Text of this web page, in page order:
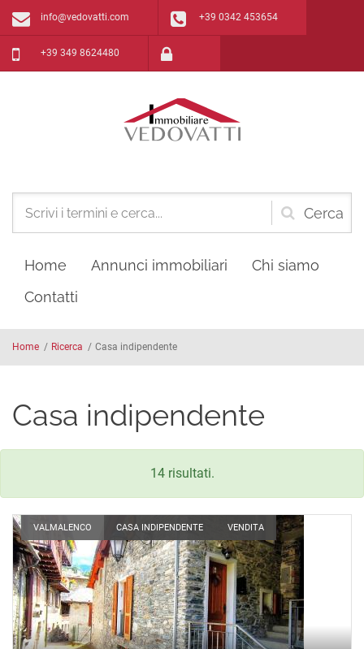
Salta al contenuto principale
info@vedovatti.com +39 0342 453654
+39 349 8624480
Form
ricerca
Home Annunci immobiliari
Chi siamo
Contatti
Home / Ricerca / Casa indipendente
Casa indipendente
14 risultati.
VALMALENCO CASA INDIPENDENTE VENDITA